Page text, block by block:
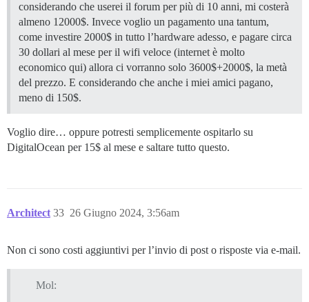
considerando che userei il forum per più di 10 anni, mi costerà
almeno 12000$. Invece voglio un pagamento una tantum,
come investire 2000$ in tutto l’hardware adesso, e pagare circa
30 dollari al mese per il wifi veloce (internet è molto
economico qui) allora ci vorranno solo 3600$+2000$, la metà
del prezzo. E considerando che anche i miei amici pagano,
meno di 150$.
Voglio dire… oppure potresti semplicemente ospitarlo su
DigitalOcean per 15$ al mese e saltare tutto questo.
Architect 26 Giugno 2024, 3:56am
33
Non ci sono costi aggiuntivi per l’invio di post o risposte via e-mail.
Mol: